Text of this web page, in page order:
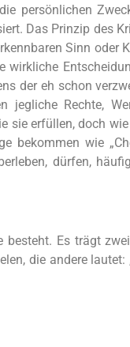
persönlichen
Das Prinzip des
Sinn oder
wirkliche
der eh schon
jegliche Rechte,
sie erfüllen, doch
bekommen wie
dürfen,
besteht. Es trägt
die andere lautet: